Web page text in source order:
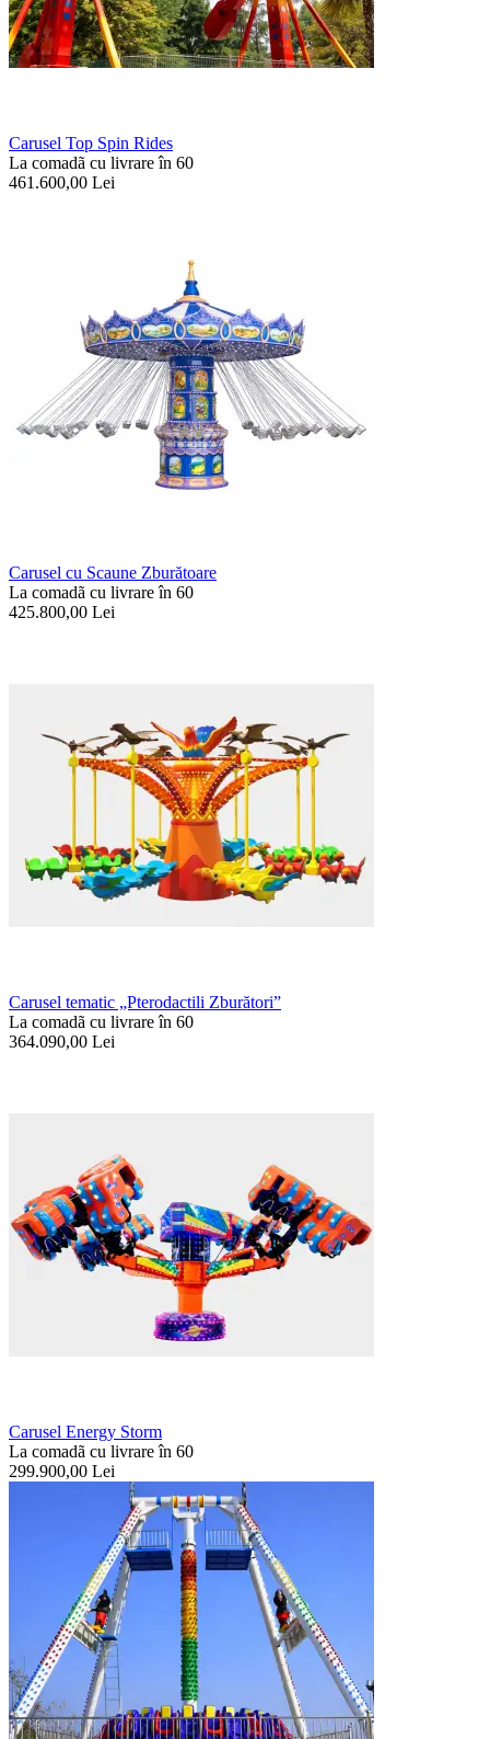
Carusel Top Spin Rides
La comadã cu livrare în 60
461.600,00 Lei
Carusel cu Scaune Zburătoare
La comadã cu livrare în 60
425.800,00 Lei
Carusel tematic „Pterodactili Zburători”
La comadã cu livrare în 60
364.090,00 Lei
Carusel Energy Storm
La comadã cu livrare în 60
299.900,00 Lei